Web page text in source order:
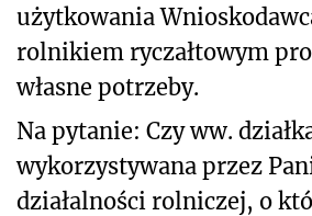
użytkowania
rolnikiem ryczałtowym
własne potrzeby.
Na pytanie: Czy ww.
wykorzystywana przez
działalności rolniczej, o